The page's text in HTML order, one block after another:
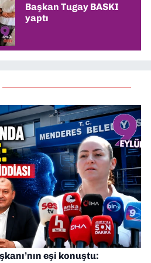
Başkan Tugay BASKI
yaptı
eşi konuştu: